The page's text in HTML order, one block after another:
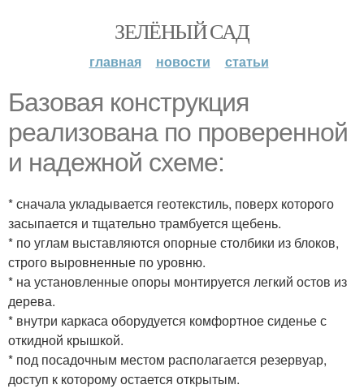
ЗЕЛЁНЫЙ САД
главная новости статьи
Базовая конструкция
реализована по проверенной
и надежной схеме:
* сначала укладывается геотекстиль, поверх которого
засыпается и тщательно трамбуется щебень.
* по углам выставляются опорные столбики из блоков,
строго выровненные по уровню.
* на установленные опоры монтируется легкий остов из
дерева.
* внутри каркаса оборудуется комфортное сиденье с
откидной крышкой.
* под посадочным местом располагается резервуар,
доступ к которому остается открытым.